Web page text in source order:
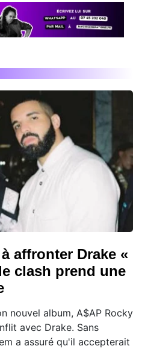
affronter Drake «
clash prend une
nouvel album, A$AP Rocky
avec Drake. Sans
a assuré qu'il accepterait